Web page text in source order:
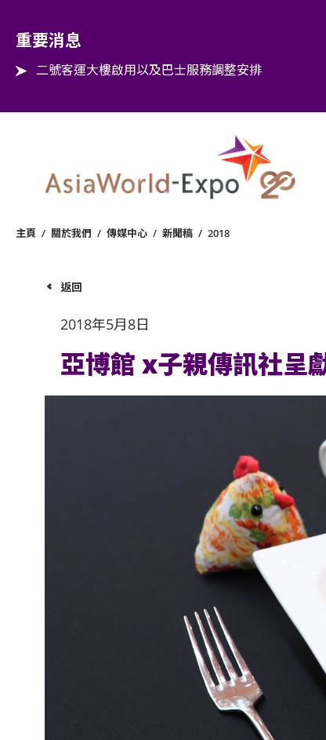
重要消息
二號客運大樓啟用以及巴士服務調整安排
主頁 / 關於我們 / 傳媒中心 / 新聞稿 / 2018
返回
2018年5月8日
亞博館 x子親傳訊社呈